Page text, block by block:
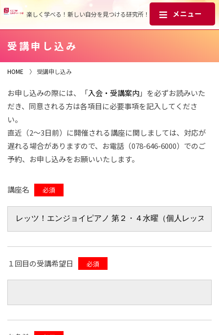
楽しく学べる！新しい自分を見つける研究所！
受講申し込み
HOME 〉 受講申し込み
お申し込みの際には、「入会・受講案内」を必ずお読みいた
だき、同意される方は各項目に必要事項を記入してくださ
い。
直近（2～3日前）に開催される講座に関しましては、対応が
遅れる場合がありますので、お電話（078-646-6000）でのご
予約、お申し込みをお願いいたします。
講座名 必須
１回目の受講希望日 必須